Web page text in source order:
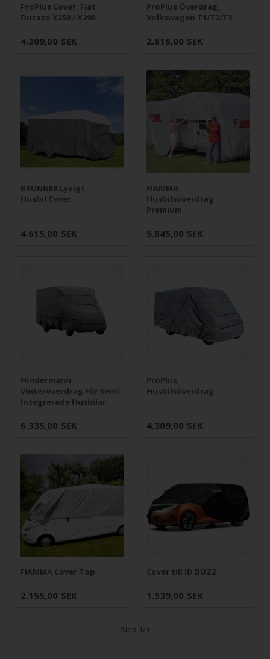
ProPlus Cover, Fiat
Ducato X250 / X290
4.309,00 SEK
ProPlus Överdrag,
Volkswagen T1/T2/T3
2.615,00 SEK
BRUNNER Lyxigt
Husbil Cover
4.615,00 SEK
FIAMMA
Husbilsöverdrag
Premium
5.845,00 SEK
Hindermann
Vinteröverdrag För Semi
Integrerade Husbilar
6.335,00 SEK
ProPlus
Husbilsöverdrag
4.309,00 SEK
FIAMMA Cover Top
2.155,00 SEK
Cover till ID BUZZ
1.539,00 SEK
Sida 1/1